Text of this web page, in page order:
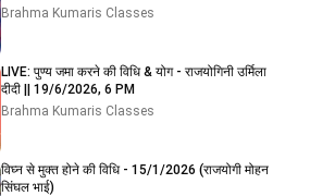
Brahma Kumaris Classes
LIVE: पुण्य जमा करने की विधि & योग - राजयोगिनी उर्मिला
दीदी || 19/6/2026, 6 PM
Brahma Kumaris Classes
विघ्न से मुक्त होने की विधि - 15/1/2026 (राजयोगी मोहन
सिंघल भाई)